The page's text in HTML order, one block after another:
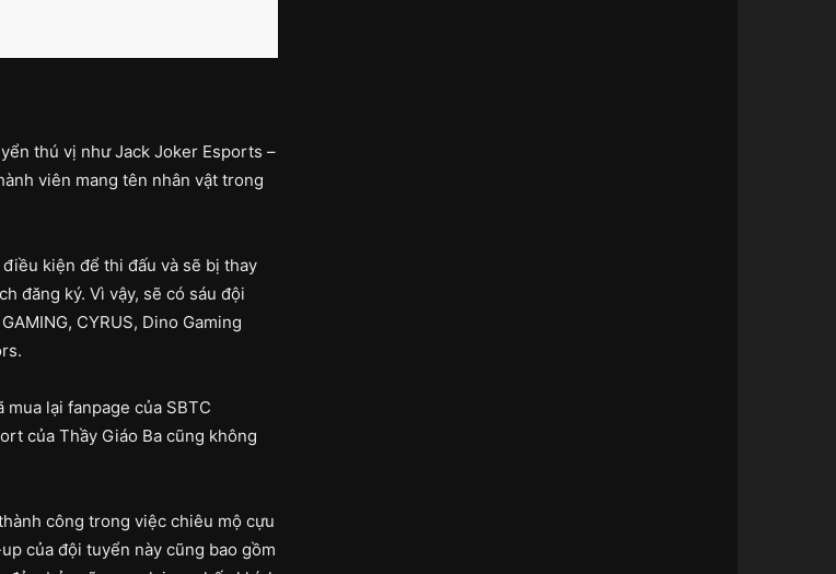
thú vị như Jack Joker Esports –
viên mang tên nhân vật trong
kiện để thi đấu và sẽ bị thay
đăng ký. Vì vậy, sẽ có sáu đội
CYRUS, Dino Gaming
lại fanpage của SBTC
của Thầy Giáo Ba cũng không
công trong việc chiêu mộ cựu
của đội tuyển này cũng bao gồm